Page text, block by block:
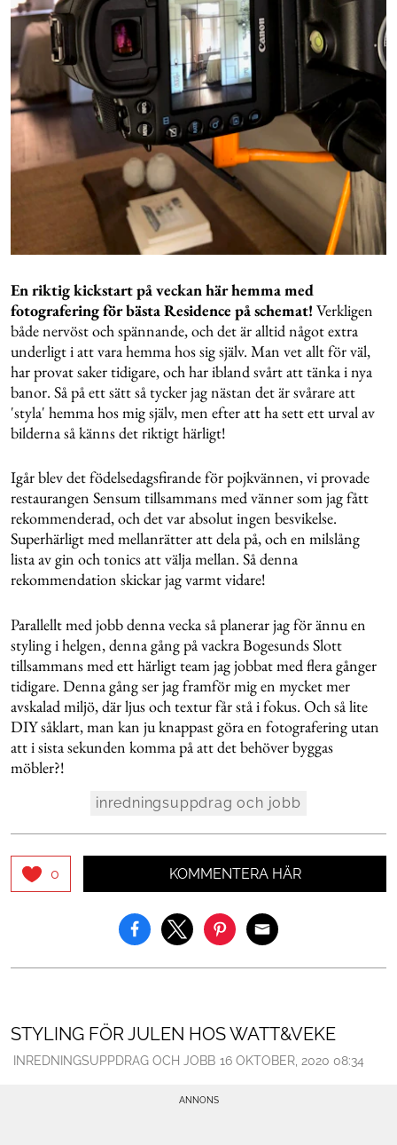
En riktig kickstart på veckan här hemma med
fotografering för bästa Residence på schemat! Verkligen
både nervöst och spännande, och det är alltid något extra
underligt i att vara hemma hos sig själv. Man vet allt för väl,
har provat saker tidigare, och har ibland svårt att tänka i nya
banor. Så på ett sätt så tycker jag nästan det är svårare att
'styla' hemma hos mig själv, men efter att ha sett ett urval av
bilderna så känns det riktigt härligt!
Igår blev det födelsedagsfirande för pojkvännen, vi provade
restaurangen Sensum tillsammans med vänner som jag fått
rekommenderad, och det var absolut ingen besvikelse.
Superhärligt med mellanrätter att dela på, och en milslång
lista av gin och tonics att välja mellan. Så denna
rekommendation skickar jag varmt vidare!
Parallellt med jobb denna vecka så planerar jag för ännu en
styling i helgen, denna gång på vackra Bogesunds Slott
tillsammans med ett härligt team jag jobbat med flera gånger
tidigare. Denna gång ser jag framför mig en mycket mer
avskalad miljö, där ljus och textur får stå i fokus. Och så lite
DIY såklart, man kan ju knappast göra en fotografering utan
att i sista sekunden komma på att det behöver byggas
möbler?!
inredningsuppdrag och jobb
0 KOMMENTERA HÄR
STYLING FÖR JULEN HOS WATT&VEKE
INREDNINGSUPPDRAG OCH JOBB 16 OKTOBER, 2020 08:34